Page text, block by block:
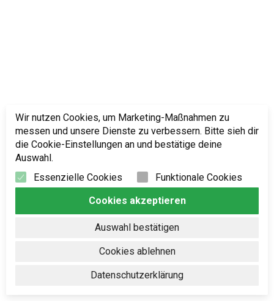
Wir nutzen Cookies, um Marketing-Maßnahmen zu
messen und unsere Dienste zu verbessern. Bitte sieh dir
die Cookie-Einstellungen an und bestätige deine
Auswahl.
Essenzielle Cookies
Funktionale Cookies
Cookies akzeptieren
Auswahl bestätigen
Cookies ablehnen
Datenschutzerklärung